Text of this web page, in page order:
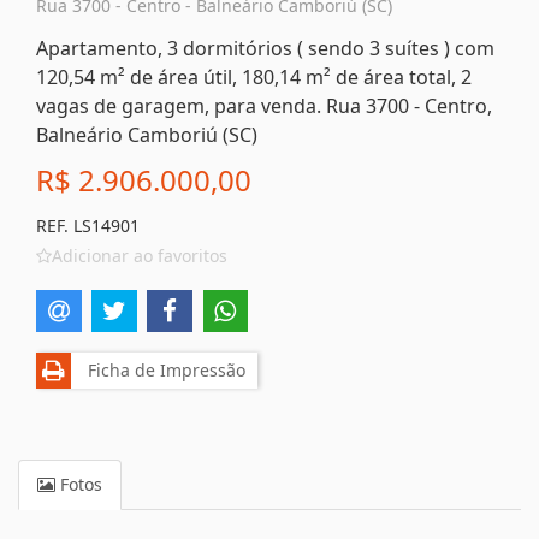
Rua 3700 - Centro - Balneário Camboriú (SC)
Apartamento, 3 dormitórios ( sendo 3 suítes ) com
120,54 m² de área útil, 180,14 m² de área total, 2
vagas de garagem, para venda. Rua 3700 - Centro,
Balneário Camboriú (SC)
R$ 2.906.000,00
REF. LS14901
Adicionar ao favoritos
Ficha de Impressão
Fotos